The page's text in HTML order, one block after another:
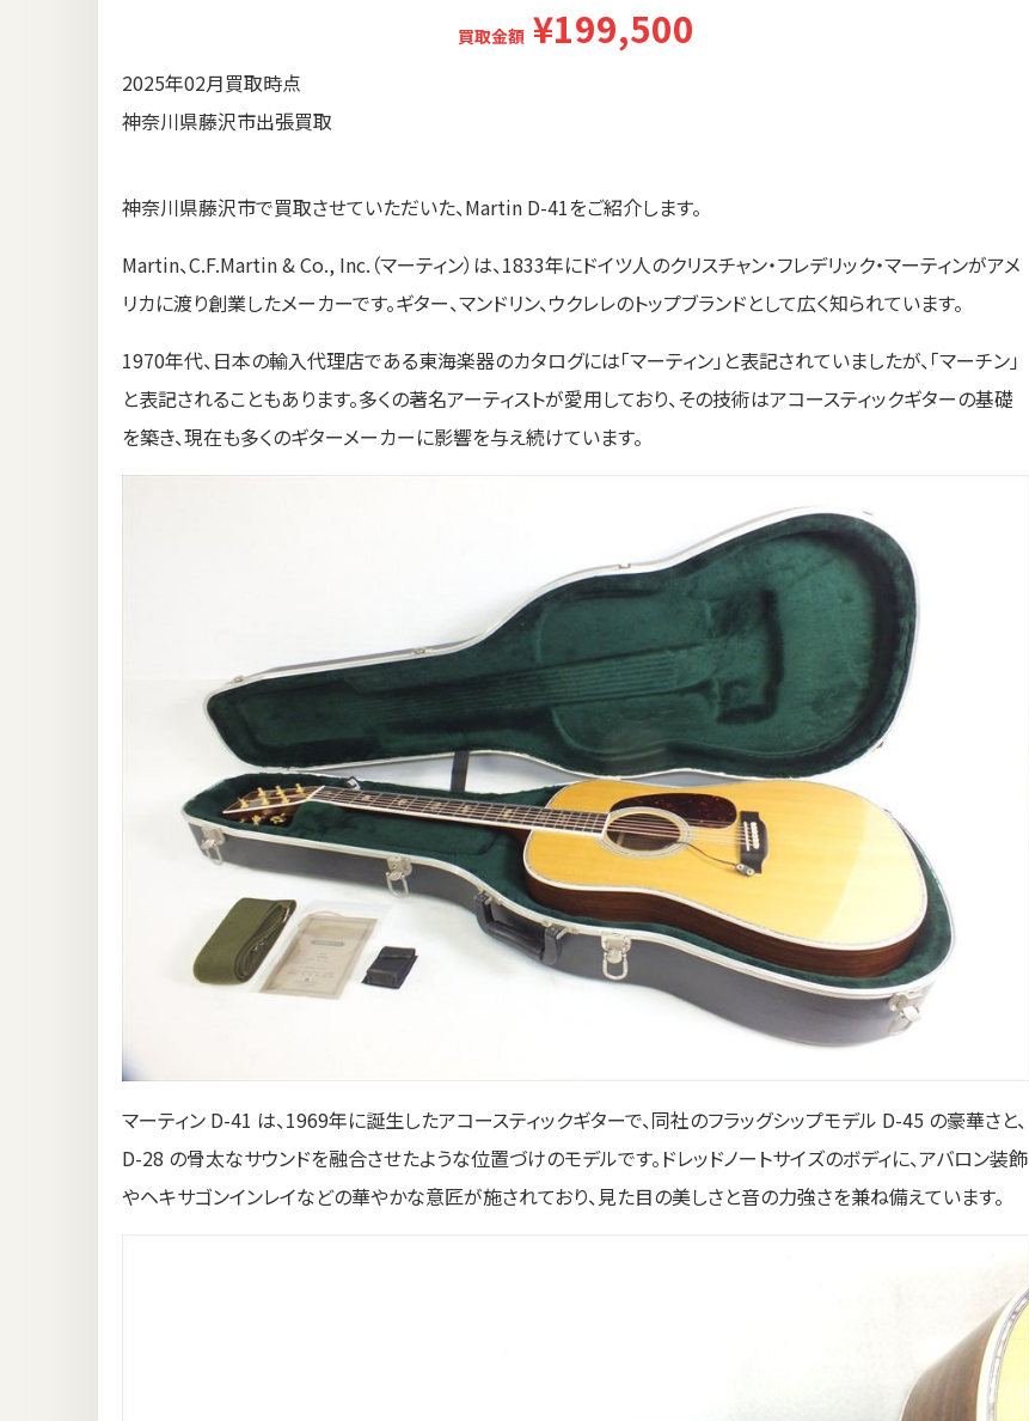
買取金額 ¥199,500
2025年02月買取時点
神奈川県藤沢市出張買取
神奈川県藤沢市で買取させていただいた、Martin D-41をご紹介します。
Martin、C.F.Martin & Co., Inc.（マーティン）は、1833年にドイツ人のクリスチャン・フレデリック・マーティンがアメ
リカに渡り創業したメーカーです。ギター、マンドリン、ウクレレのトップブランドとして広く知られています。
1970年代、日本の輸入代理店である東海楽器のカタログには「マーティン」と表記されていましたが、「マーチン」
と表記されることもあります。多くの著名アーティストが愛用しており、その技術はアコースティックギターの基礎
を築き、現在も多くのギターメーカーに影響を与え続けています。
マーティン D-41 は、1969年に誕生したアコースティックギターで、同社のフラッグシップモデル D-45 の豪華さと、
D-28 の骨太なサウンドを融合させたような位置づけのモデルです。ドレッドノートサイズのボディに、アバロン装飾
やヘキサゴンインレイなどの華やかな意匠が施されており、見た目の美しさと音の力強さを兼ね備えています。